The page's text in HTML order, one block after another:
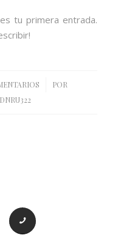
tu primera entrada.
/
POR